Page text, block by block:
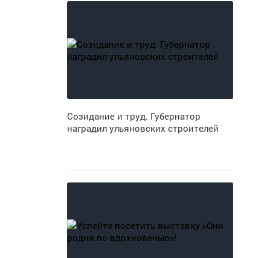
Созидание и труд. Губернатор
наградил ульяновских строителей